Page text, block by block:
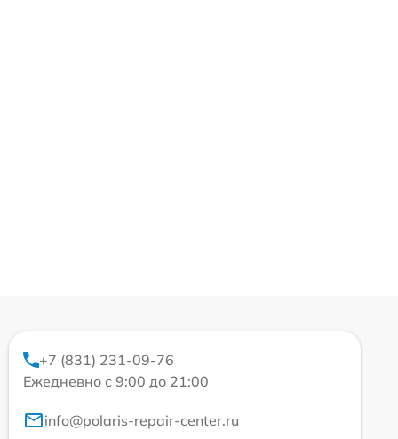
+7 (831) 231-09-76
Ежедневно с 9:00 до 21:00
info@polaris-repair-center.ru